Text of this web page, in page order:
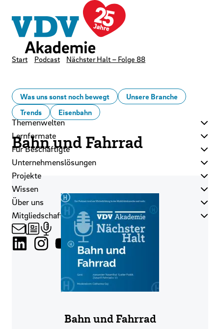
Zum Hauptinhalt der Seite springen
Zur Startseite navigieren
Themenwelten
Lernformate
Für Beschäftigte
Unternehmenslösungen
Projekte
Wissen
Über uns
Mitgliedschaft
Start Podcast Nächster Halt – Folge 88
Was uns sonst noch bewegt
Unsere Branche
Trends
Eisenbahn
Bahn und Fahrrad
Bahn und Fahrrad